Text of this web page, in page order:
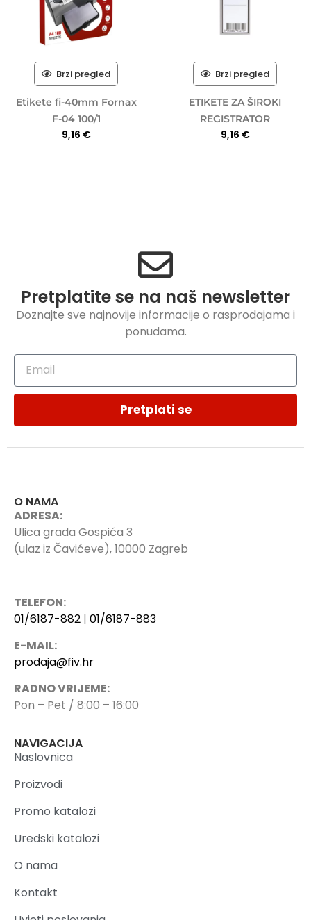
Brzi pregled
Etikete fi-40mm Fornax
F-04 100/1
9,16 €
Brzi pregled
ETIKETE ZA ŠIROKI
REGISTRATOR
9,16 €
Pretplatite se na naš newsletter
Doznajte sve najnovije informacije o rasprodajama i
ponudama.
Pretplati se
O NAMA
ADRESA:
Ulica grada Gospića 3
(ulaz iz Čavićeve), 10000 Zagreb
TELEFON:
01/6187-882 | 01/6187-883
E-MAIL:
prodaja@fiv.hr
RADNO VRIJEME:
Pon – Pet / 8:00 – 16:00
NAVIGACIJA
Naslovnica
Proizvodi
Promo katalozi
Uredski katalozi
O nama
Kontakt